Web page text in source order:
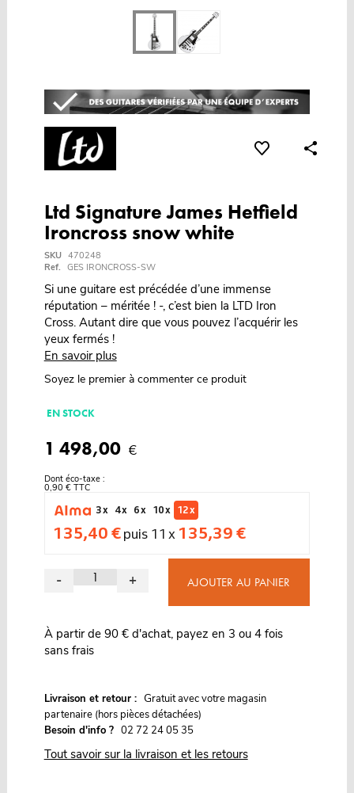
Ltd Signature James Hetfield
Ironcross snow white
SKU 470248
Ref. GES IRONCROSS-SW
Si une guitare est précédée d’une immense
réputation – méritée ! -, c’est bien la LTD Iron
Cross. Autant dire que vous pouvez l’acquérir les
yeux fermés !
En savoir plus
Soyez le premier à commenter ce produit
EN STOCK
1 498,00 €
Dont éco-taxe :
0,90 € TTC
3 x
4 x 6 x 10 x 12 x
135,40 €puis 11 x 135,39 €
- + AJOUTER AU PANIER
À partir de 90 € d'achat, payez en 3 ou 4 fois
sans frais
Livraison et retour : Gratuit avec votre magasin
partenaire (hors pièces détachées)
Besoin d'info ? 02 72 24 05 35
Tout savoir sur la livraison et les retours